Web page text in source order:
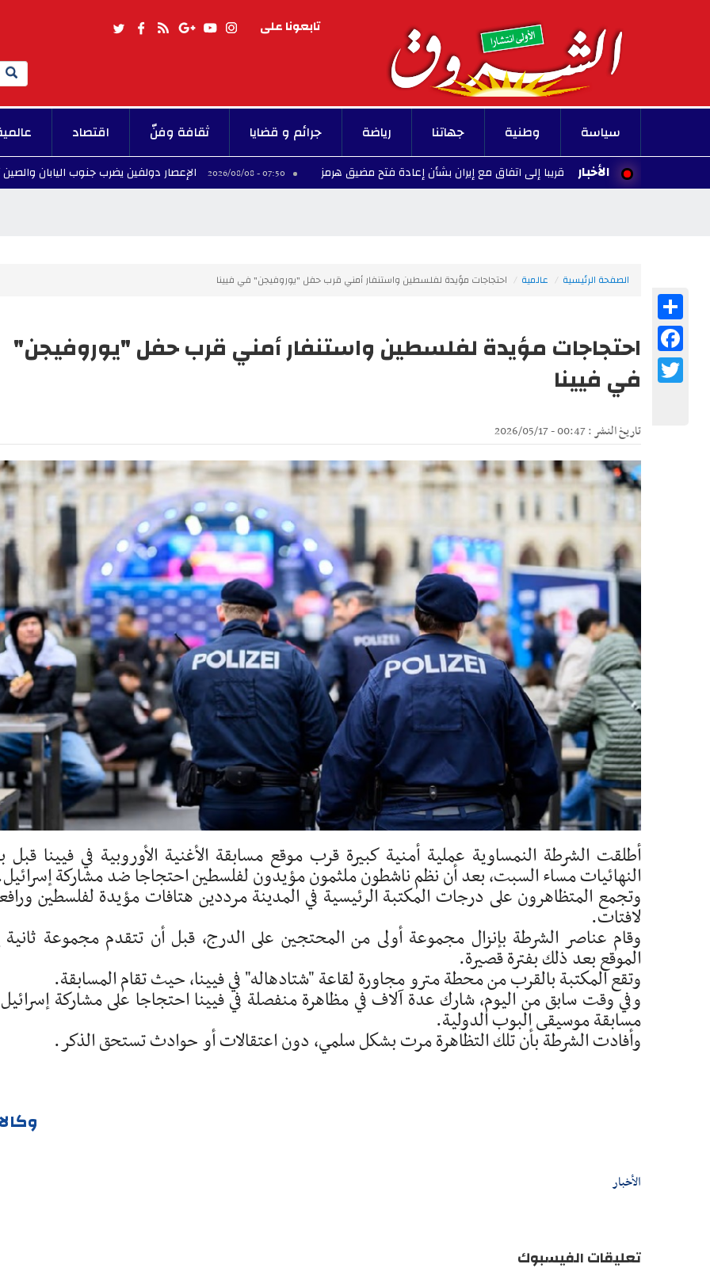
تابعونا على
Search
سياسة وطنية جهاتنا رياضة جرائم و قضايا ثقافة وفنّ اقتصاد
الأخبار
تتوقع التوصل قريبا إلى اتفاق مع إيران بشأن إعادة فتح مضيق هرمز 07:50 - 2026/08/08 الإعصار دولفين يضرب جنوب اليابان والصين تستعد
الصفحة الرئيسية عالمية احتجاجات مؤيدة لفلسطين واستنفار أمني قرب حفل "يوروفيجن" في فيينا
احتجاجات مؤيدة لفلسطين واستنفار أمني قرب حفل "يوروفيجن"
في فيينا
تاريخ النشر : 00:47 - 2026/05/17
أطلقت الشرطة النمساوية عملية أمنية كبيرة قرب موقع مسابقة الأغنية الأوروبية في فيينا قبل
النهائيات مساء السبت، بعد أن نظم ناشطون ملثمون مؤيدون لفلسطين احتجاجا ضد مشاركة
وتجمع المتظاهرون على درجات المكتبة الرئيسية في المدينة مرددين هتافات مؤيدة لفلسطين
لافتات.
وقام عناصر الشرطة بإنزال مجموعة أولى من المحتجين على الدرج، قبل أن تتقدم مجموعة ثانية
الموقع بعد ذلك بفترة قصيرة.
وتقع المكتبة بالقرب من محطة مترو مجاورة لقاعة "شتادهاله" في فيينا، حيث تقام المسابقة.
وفي وقت سابق من اليوم، شارك عدة آلاف في مظاهرة منفصلة في فيينا احتجاجا على مشاركة
مسابقة موسيقى البوب الدولية.
وأفادت الشرطة بأن تلك التظاهرة مرت بشكل سلمي، دون اعتقالات أو حوادث تستحق الذكر.
الأخبار
Facebook
Twitter
تعليقات الفيسبوك